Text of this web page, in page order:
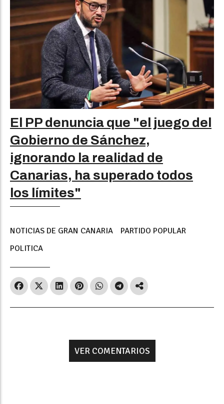
El PP denuncia que "el juego del
Gobierno de Sánchez,
ignorando la realidad de
Canarias, ha superado todos
los límites"
NOTICIAS DE GRAN CANARIA
PARTIDO POPULAR
POLITICA
VER COMENTARIOS